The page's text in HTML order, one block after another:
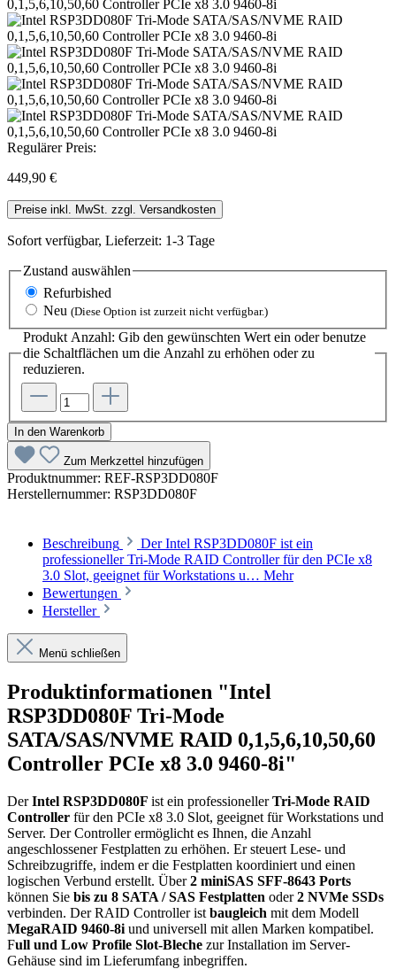
Regulärer Preis:
449,90 €
Preise inkl. MwSt. zzgl. Versandkosten
Sofort verfügbar, Lieferzeit: 1-3 Tage
Zustand auswählen
Refurbished
Neu (Diese Option ist zurzeit nicht verfügbar.)
Produkt Anzahl: Gib den gewünschten Wert ein oder benutze
die Schaltflächen um die Anzahl zu erhöhen oder zu
reduzieren.
In den Warenkorb
Zum Merkzettel hinzufügen
Produktnummer: REF-RSP3DD080F
Herstellernummer: RSP3DD080F
Beschreibung
Der Intel RSP3DD080F ist ein
professioneller Tri-Mode RAID Controller für den PCIe x8
3.0 Slot, geeignet für Workstations u… Mehr
Bewertungen
Hersteller
Menü schließen
Produktinformationen "Intel
RSP3DD080F Tri-Mode
SATA/SAS/NVME RAID 0,1,5,6,10,50,60
Controller PCIe x8 3.0 9460-8i"
DerIntel RSP3DD080F ist ein professionellerTri-Mode RAID
Controller für den PCIe x8 3.0 Slot, geeignet für Workstations und
Server. Der Controller ermöglicht es Ihnen, die Anzahl
angeschlossener Festplatten zu erhöhen. Er steuert Lese- und
Schreibzugriffe, indem er die Festplatten koordiniert und einen
logischen Verbund erstellt. Über2 miniSAS SFF-8643 Ports
können Sie bis zu 8 SATA / SAS Festplatten oder2 NVMe SSDs
verbinden. Der RAID Controller ist baugleich mit dem Modell
MegaRAID 9460-8i und universell mit allen Marken kompatibel.
Full und Low Profile Slot-Bleche zur Installation im Server-
Gehäuse sind im Lieferumfang inbegriffen.